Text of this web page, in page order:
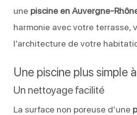
une piscine en Auvergne-
harmonie avec votre terrasse,
l’architecture de votre
Une piscine plus simple
Un nettoyage facilité
La surface non poreuse d’une